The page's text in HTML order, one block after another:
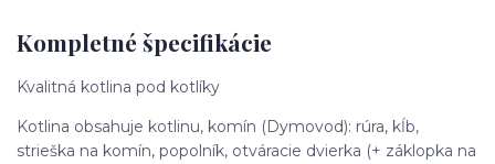
Kompletné špecifikácie
Kvalitná kotlina pod kotlíky
Kotlina obsahuje kotlinu, komín (Dymovod): rúra, kĺb,
strieška na komín, popolník, otváracie dvierka (+ záklopka na